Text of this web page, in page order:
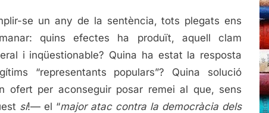
se un any de la sentència, tots plegats ens
quins efectes ha produït, aquell clam
i inqüestionable? Quina ha estat la resposta
“representants populars”? Quina solució
ofert per aconseguir posar remei al que, sens
sí!— el “major atac contra la democràcia dels